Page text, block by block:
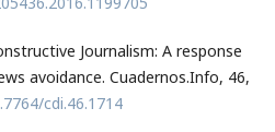
Journalism: A response
avoidance. Cuadernos.Info, 46,
cdi.46.1714